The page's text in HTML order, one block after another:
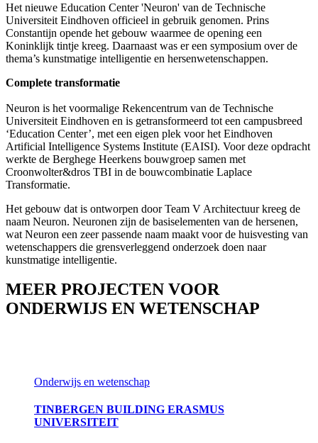
Het nieuwe Education Center 'Neuron' van de Technische
Universiteit Eindhoven officieel in gebruik genomen. Prins
Constantijn opende het gebouw waarmee de opening een
Koninklijk tintje kreeg. Daarnaast was er een symposium over de
thema’s kunstmatige intelligentie en hersenwetenschappen.
Complete transformatie
Neuron is het voormalige Rekencentrum van de Technische
Universiteit Eindhoven en is getransformeerd tot een campusbreed
‘Education Center’, met een eigen plek voor het Eindhoven
Artificial Intelligence Systems Institute (EAISI). Voor deze opdracht
werkte de Berghege Heerkens bouwgroep samen met
Croonwolter&dros TBI in de bouwcombinatie Laplace
Transformatie.
Het gebouw dat is ontworpen door Team V Architectuur kreeg de
naam Neuron. Neuronen zijn de basiselementen van de hersenen,
wat Neuron een zeer passende naam maakt voor de huisvesting van
wetenschappers die grensverleggend onderzoek doen naar
kunstmatige intelligentie.
MEER PROJECTEN VOOR
ONDERWIJS EN WETENSCHAP
Onderwijs en wetenschap
TINBERGEN BUILDING ERASMUS
UNIVERSITEIT